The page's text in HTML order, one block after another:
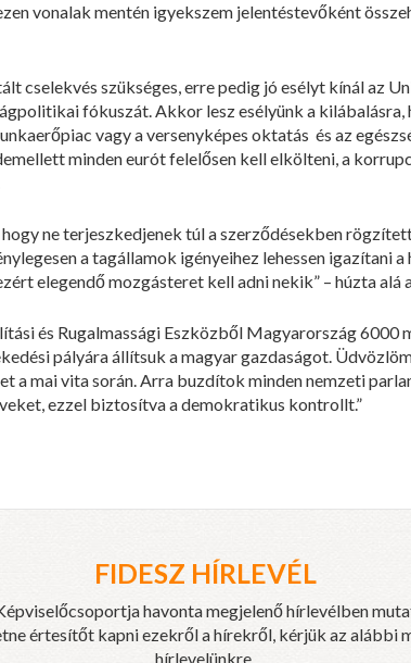
vonalak mentén igyekszem jelentéstevőként
cselekvés szükséges, erre pedig jó esélyt kínál az
fókuszát. Akkor lesz esélyünk a
vagy a versenyképes oktatás és az
minden eurót felelősen kell elkölteni, a
ne terjeszkedjenek túl a szerződésekben
a tagállamok igényeihez lehessen igazítani
elegendő mozgásteret kell adni nekik” – húzta alá
és Rugalmassági Eszközből Magyarország
pályára állítsuk a magyar gazdaságot.
a mai vita során. Arra buzdítok minden nemzeti
ezzel biztosítva a demokratikus kontrollt.”
FIDESZ HÍRLEVÉL
havonta megjelenő hírlevélben
értesítőt kapni ezekről a hírekről, kérjük az
hírlevelünkre.